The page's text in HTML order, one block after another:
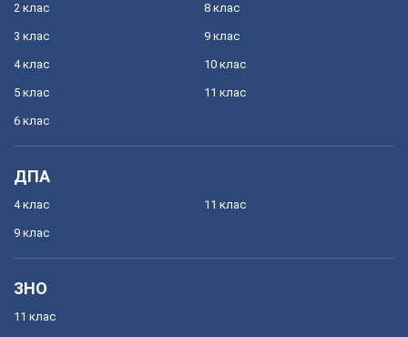
2 клас
3 клас
4 клас
5 клас
6 клас
8 клас
9 клас
10 клас
11 клас
ДПА
4 клас
9 клас
11 клас
ЗНО
11 клас